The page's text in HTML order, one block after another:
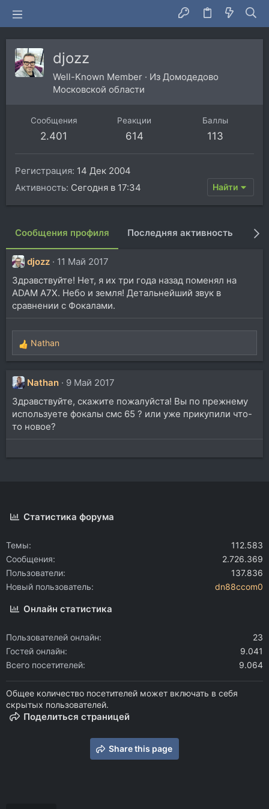
djozz
Well-Known Member · Из Домодедово
Московской области
Сообщения
2.401
Реакции
614
Баллы
113
Регистрация 14 Дек 2004
Активность Сегодня в 17:34 Найти
Сообщения профиля Последняя активность
djozz
11 Май 2017
Здравствуйте! Нет, я их три года назад поменял на
ADAM A7X. Небо и земля! Детальнейший звук в
сравнении с Фокалами.
Р
е
к
и
и
:
Nathan
Nathan
9 Май 2017
Здравствуйте, скажите пожалуйста! Вы по прежнему
используете фокалы смс 65 ? или уже прикупили что-
то новое?
Статистика форума
Темы
112.583
Сообщения
2.726.369
Пользователи
137.836
Новый пользователь
dn88ccom0
Онлайн статистика
Пользователей онлайн
23
Гостей онлайн
9.041
Всего посетителей
9.064
Общее количество посетителей может включать в себя
скрытых пользователей.
Поделиться страницей
Share this page